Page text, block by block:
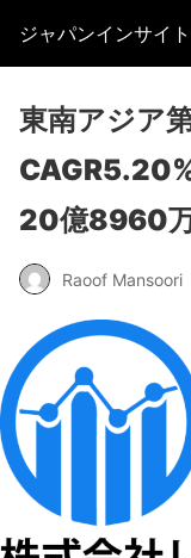
ジャパンインサイト
東南アジア
20億8960
Raoof Mansoori